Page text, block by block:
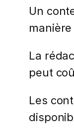
Un
La
peut
Les